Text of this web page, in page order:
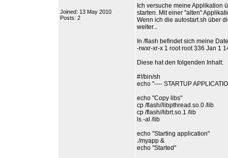
Joined: 13 May 2010
Posts: 2
Ich versuche meine Applikation
starten. Mit einer "alten"
Wenn ich die autostart.sh über
weiter...
In /flash befindet sich meine
-rwxr-xr-x 1 root root 336 Jan 1
Diese hat den folgenden Inhalt:
#!/bin/sh
echo "---- STARTUP
echo "Copy libs"
cp /flash//libpthread.so.0 /lib
cp /flash//librt.so.1 /lib
ls -al /lib
echo "Starting application"
./myapp &
echo "Started"